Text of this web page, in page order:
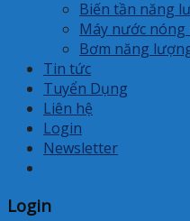
Biến tần năng
Máy nước
Bơm năng
Tin tức
Tuyển Dụng
Liên hệ
Login
Newsletter
Login